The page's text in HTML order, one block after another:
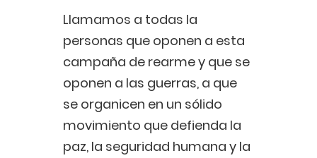
Llamamos a todas la
personas que oponen a esta
campaña de rearme y que se
oponen a las guerras, a que
se organicen en un sólido
movimiento que defienda la
paz, la seguridad humana y la